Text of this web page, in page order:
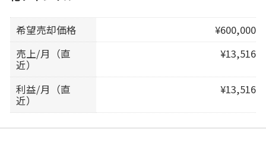
希望売却価格
¥600,000
売上/月（直
近）
¥13,516
利益/月（直
近）
¥13,516